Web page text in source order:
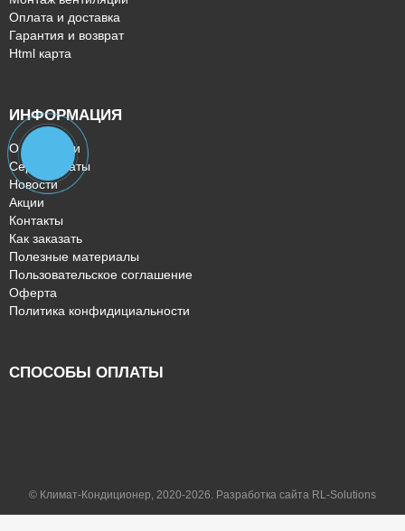
Оплата и доставка
Гарантия и возврат
Html карта
ИНФОРМАЦИЯ
О компании
Сертификаты
Новости
Акции
Контакты
Как заказать
Полезные материалы
Пользовательское соглашение
Оферта
Политика конфидициальности
СПОСОБЫ ОПЛАТЫ
© Климат-Кондиционер, 2020-2026. Разработка сайта RL-Solutions